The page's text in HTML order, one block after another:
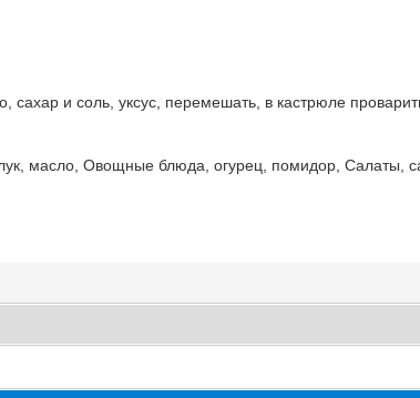
сахар и соль, уксус, перемешать, в кастрюле
лук, масло, Овощные блюда, огурец, помидор, Салаты,